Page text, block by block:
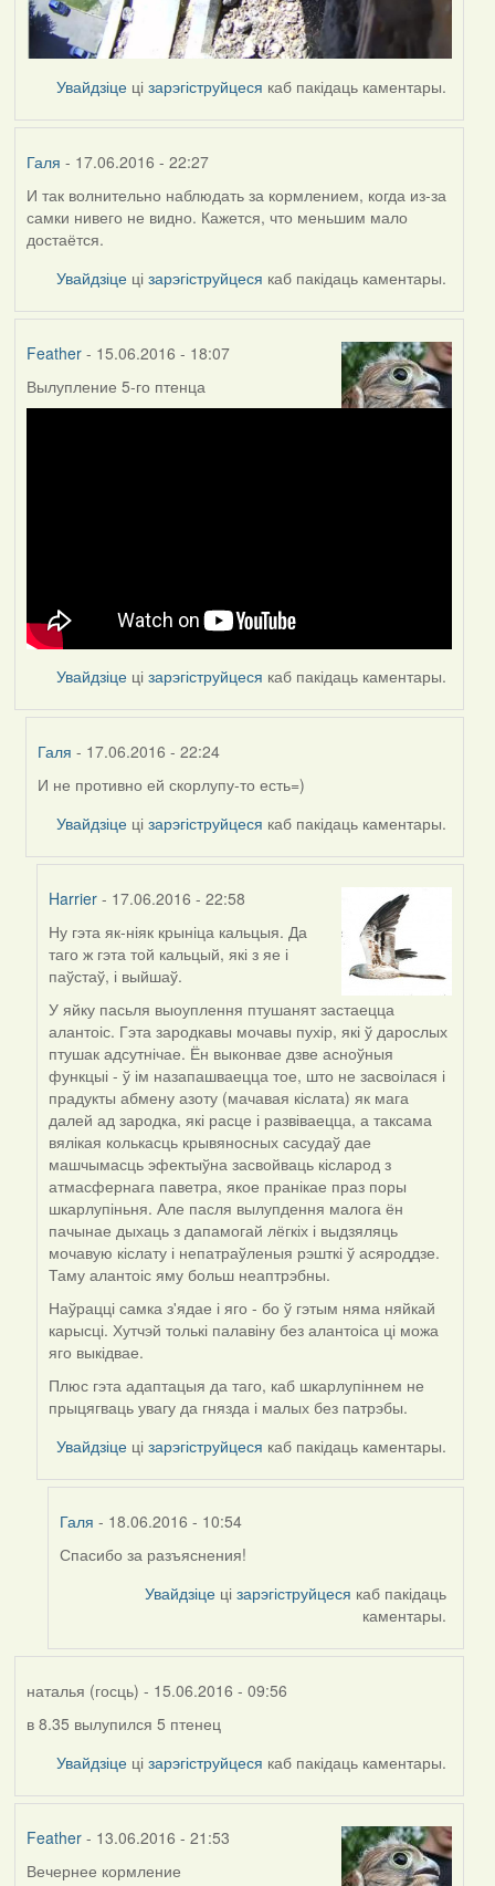
Увайдзіце цізарэгіструйцеся каб пакідаць каментары.
Галя - 17.06.2016 - 22:27
И так волнительно наблюдать за кормлением, когда из-за
самки нивего не видно. Кажется, что меньшим мало
достаётся.
Увайдзіце цізарэгіструйцеся каб пакідаць каментары.
Feather- 15.06.2016 - 18:07
Вылупление 5-го птенца
Увайдзіце цізарэгіструйцеся каб пакідаць каментары.
Галя - 17.06.2016 - 22:24
In
reply
by
И не противно ей скорлупу-то есть=)
Увайдзіце цізарэгіструйцеся каб пакідаць каментары.
Harrier - 17.06.2016 - 22:58
In
reply
to
by
Галя
Ну гэта як-ніяк крыніца кальцыя. Да
таго ж гэта той кальцый, які з яе і
паўстаў, і выйшаў.
У яйку пасьля выоуплення птушанят застаецца
алантоіс. Гэта зародкавы мочавы пухір, які ў дарослых
птушак адсутнічае. Ён выконвае дзве асноўныя
функцыі - ў ім назапашваецца тое, што не засвоілася і
прадукты абмену азоту (мачавая кіслата) як мага
далей ад зародка, які расце і развіваецца, а таксама
вялікая колькасць крывяносных сасудаў дае
машчымасць эфектыўна засвойваць кісларод з
атмасфернага паветра, якое пранікае праз поры
шкарлупіньня. Але пасля вылупдення малога ён
пачынае дыхаць з дапамогай лёгкіх і выдзяляць
мочавую кіслату і непатраўленыя рэшткі ў асяроддзе.
Таму алантоіс яму больш неаптрэбны.
Наўрацці самка з'ядае і яго - бо ў гэтым няма няйкай
карысці. Хутчэй толькі палавіну без алантоіса ці можа
яго выкідвае.
Плюс гэта адаптацыя да таго, каб шкарлупіннем не
прыцягваць увагу да гнязда і малых без патрэбы.
Увайдзіце цізарэгіструйцеся каб пакідаць каментары.
Галя - 18.06.2016 - 10:54
In
Harrier
Спасибо за разъяснения!
Увайдзіце цізарэгіструйцеся каб пакідаць
каментары.
наталья (госць) - 15.06.2016 - 09:56
в 8.35 вылупился 5 птенец
Увайдзіце цізарэгіструйцеся каб пакідаць каментары.
Feather- 13.06.2016 - 21:53
Вечернее кормление